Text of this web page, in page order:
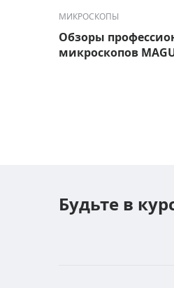
МИКРОСКОПЫ
Обзоры
микроскопов
Будьте в